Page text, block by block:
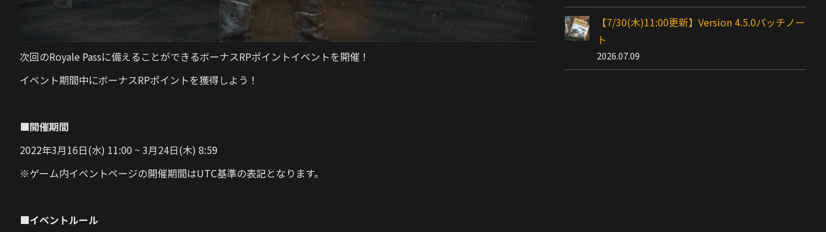
次回のRoyale Passに備えることができるボーナスRPポイントイベントを開催！
イベント期間中にボーナスRPポイントを獲得しよう！
■開催期間
2022年3月16日(水) 11:00 ~ 3月24日(木) 8:59
※ゲーム内イベントページの開催期間はUTC基準の表記となります。
■イベントルール
【7/30(木)11:00更新】Version 4.5.0パッチノー
ト
2026.07.09